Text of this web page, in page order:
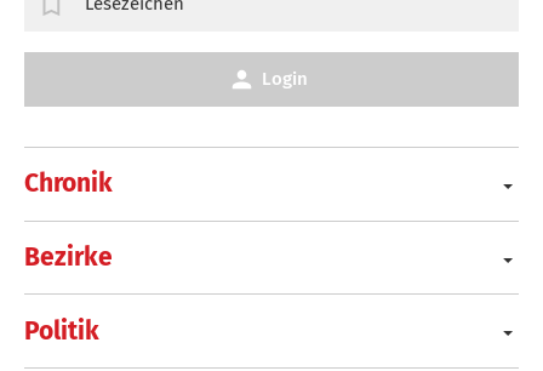
Chronik
Bezirke
Politik
Login